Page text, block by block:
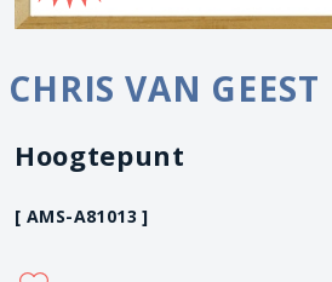
CHRIS VAN GEEST
Hoogtepunt
[ AMS-A81013 ]